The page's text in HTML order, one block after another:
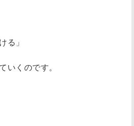
る」
いくのです。